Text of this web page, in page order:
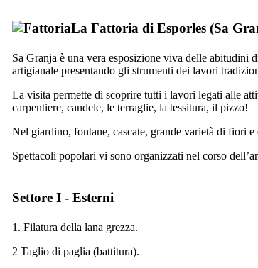
La Fattoria di Esporles (Sa
Sa Granja è una vera esposizione viva delle abitudini
artigianale presentando gli strumenti dei lavori
La visita permette di scoprire tutti i lavori legati alle
carpentiere, candele, le terraglie, la tessitura, il pizzo!
Nel giardino, fontane, cascate, grande varietà di fiori
Spettacoli popolari vi sono organizzati nel corso
Settore I - Esterni
1. Filatura della lana grezza.
2 Taglio di paglia (battitura).